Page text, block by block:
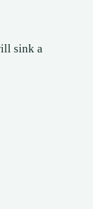
sink a